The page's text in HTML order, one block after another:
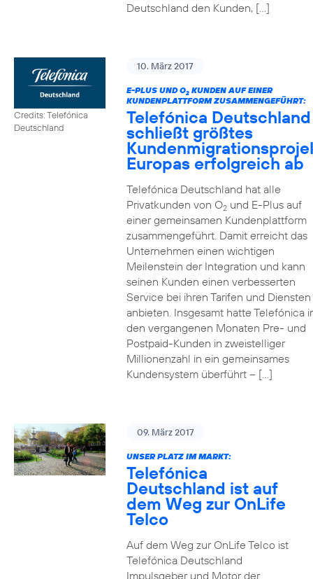
Deutschland den Kunden, […]
Credits: Telefónica
Deutschland
10. März 2017
E-PLUS UND O2KUNDEN AUF EINER
KUNDENPLATTFORM ZUSAMMENGEFÜHRT:
Telefónica Deutschland
schließt größtes
Europas erfolgreich ab
Telefónica Deutschland hat alle
Privatkunden von O2und E-Plus auf
einer gemeinsamen Kundenplattform
zusammengeführt. Damit erreicht das
Unternehmen einen wichtigen
Meilenstein der Integration und kann
seinen Kunden einen verbesserten
Service bei ihren Tarifen und Diensten
anbieten. Insgesamt hatte Telefónica
den vergangenen Monaten Pre- und
Postpaid-Kunden in zweistelliger
Millionenzahl in ein gemeinsames
Kundensystem überführt – […]
09. März 2017
UNSER PLATZ IM MARKT:
Telefónica
Deutschland ist auf
dem Weg zur OnLife
Telco
Auf dem Weg zur OnLife Telco ist
Telefónica Deutschland
Impulsgeber und Motor der